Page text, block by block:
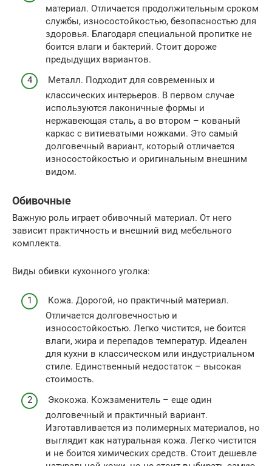
материал. Отличается продолжительным сроком
службы, износостойкостью, безопасностью для
здоровья. Благодаря специальной пропитке не
боится влаги и бактерий. Стоит дороже
предыдущих вариантов.
Металл. Подходит для современных и
классических интерьеров. В первом случае
используются лаконичные формы и
нержавеющая сталь, а во втором – кованый
каркас с витиеватыми ножками. Это самый
долговечный вариант, который отличается
износостойкостью и оригинальным внешним
видом.
Обивочные
Важную роль играет обивочный материал. От него
зависит практичность и внешний вид мебельного
комплекта.
Виды обивки кухонного уголка:
Кожа. Дорогой, но практичный материал.
Отличается долговечностью и
износостойкостью. Легко чистится, не боится
влаги, жира и перепадов температур. Идеален
для кухни в классическом или индустриальном
стиле. Единственный недостаток – высокая
стоимость.
Экокожа. Кожзаменитель – еще один
долговечный и практичный вариант.
Изготавливается из полимерных материалов, но
выглядит как натуральная кожа. Легко чистится
и не боится химических средств. Стоит дешевле